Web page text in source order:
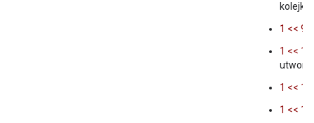
kolejki
1 << 9
1 <<
utwory
1 <<
1 <<